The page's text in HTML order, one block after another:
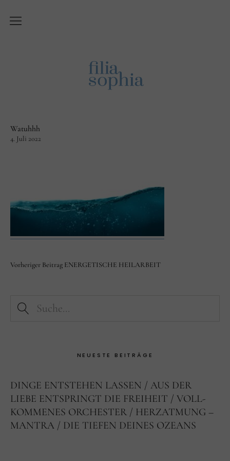
Was ist ‚Filiasophia‘?
Watuhhh
4. Juli 2022
Vorheriger Beitrag ENERGETISCHE HEILARBEIT
NEUESTE BEITRÄGE
DINGE ENTSTEHEN LASSEN
AUS DER
LIEBE ENTSPRINGT DIE FREIHEIT
VOLL-
KOMMENES ORCHESTER
HERZATMUNG –
MANTRA
DIE TIEFEN DEINES OZEANS